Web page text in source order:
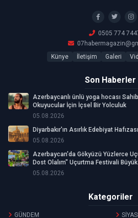
0505 774
Künye
İletişim Galeri
Son Haberler
Azerbaycanlı ünlü yoga hocası
Okuyucular İçin İçsel Bir Yolculuk
05.08.2026
Diyarbakır'ın Asırlık Edebiyat
05.08.2026
Azerbaycan'da Gökyüzü Yüzlerce
Dost Olalım" Uçurtma Festivali
05.08.2026
Kategoriler
GÜNDEM